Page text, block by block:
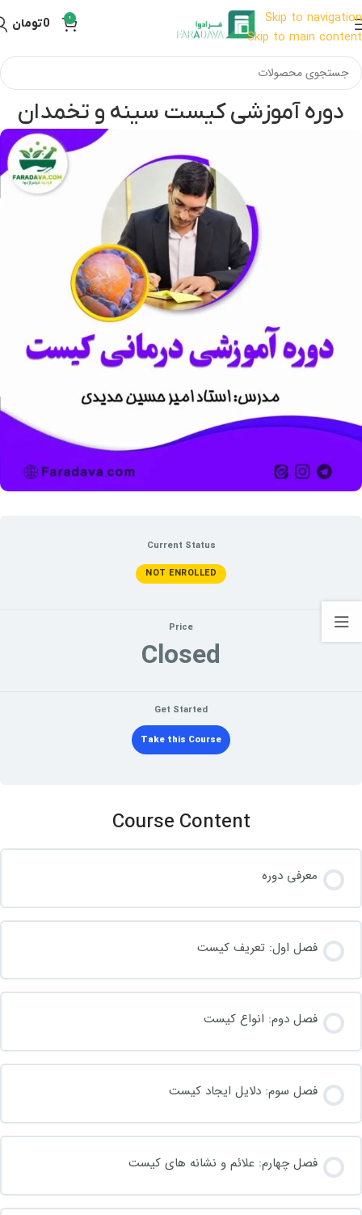
Skip to navigation
Skip to main content
0
0تومان
دوره آموزشی کیست سینه و تخمدان
Current Status
NOT ENROLLED
Price
Closed
Get Started
Take this Course
Course Content
معرفی دوره
فصل اول: تعریف کیست
فصل دوم: انواع کیست
فصل سوم: دلایل ایجاد کیست
فصل چهارم: علائم و نشانه های کیست